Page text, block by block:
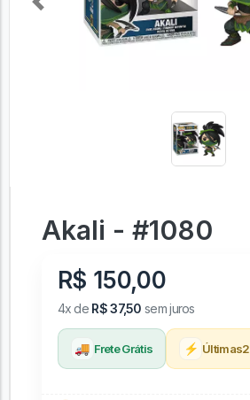
Previous
Akali - #1080
R$ 150,00
4x de R$ 37,50 sem juros
🚚 Frete Grátis ⚡ Últimas2